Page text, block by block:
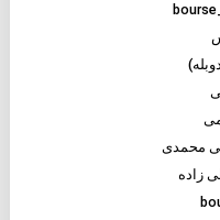
زاده